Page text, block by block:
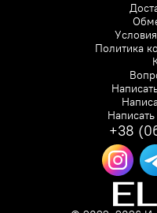
Политика
+38